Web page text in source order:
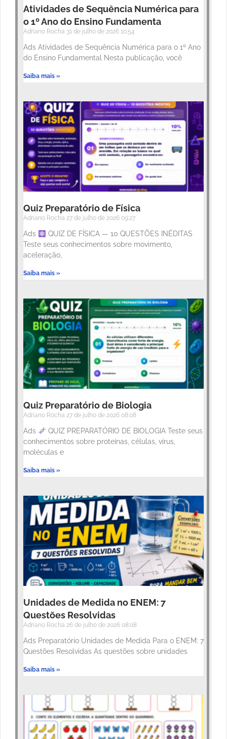
Atividades de Sequência Numérica para
o 1º Ano do Ensino Fundamenta
Adriano Rocha 31 de julho de 2026 10:54
Ads Atividades de Sequência Numérica para o 1º Ano
do Ensino Fundamental Nesta publicação, você
Saiba mais »
Quiz Preparatório de Física
Adriano Rocha 27 de julho de 2026 09:27
Ads
QUIZ DE FÍSICA — 10 QUESTÕES INÉDITAS
Teste seus conhecimentos sobre movimento,
aceleração,
Saiba mais »
Quiz Preparatório de Biologia
Adriano Rocha 27 de julho de 2026 08:08
Ads
QUIZ PREPARATÓRIO DE BIOLOGIA Teste seus
conhecimentos sobre proteínas, células, vírus,
moléculas e
Saiba mais »
Unidades de Medida no ENEM: 7
Questões Resolvidas
Adriano Rocha 26 de julho de 2026 08:08
Ads Preparatório Unidades de Medida Para o ENEM: 7
Questões Resolvidas As questões sobre unidades
Saiba mais »